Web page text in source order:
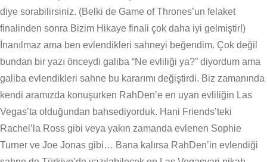
diye sorabilirsiniz. (Belki de Game of Thrones’un felaket
finalinden sonra Bizim Hikaye finali çok daha iyi gelmiştir!)
İnanılmaz ama ben evlendikleri sahneyi beğendim. Çok değil
bundan bir yazı önceydi galiba “Ne evliliği ya?” diyordum ama
galiba evlendikleri sahne bu kararımı değiştirdi. Biz zamanında
kendi aramızda konuşurken RahDen’e en uyan evliliğin Las
Vegas’ta olduğundan bahsediyorduk. Hani Friends’teki
Rachel’la Ross gibi veya yakın zamanda evlenen Sophie
Turner ve Joe Jonas gibi… Bana kalırsa RahDen’in evlendiği